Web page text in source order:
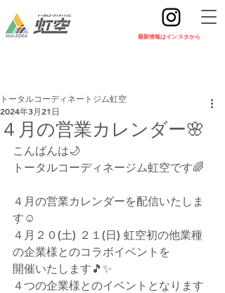
​最新情報はインスタから
４月の営業カレンダー🌸
トータルコーディネートジム虹空
2024年3月21日
こんばんは🌙
トータルコーディネージム虹空です🌈
４月の営業カレンダーを配信いたしま
す☺
４月２０(土) ２１(日) 虹空初の他業種
の企業様とのコラボイベントを
開催いたします🎵✨
４つの企業様とのイベントとなります